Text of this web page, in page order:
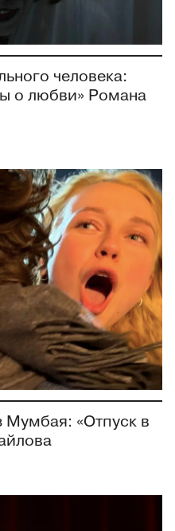
человека:
о любви» Романа
Мумбая: «Отпуск в